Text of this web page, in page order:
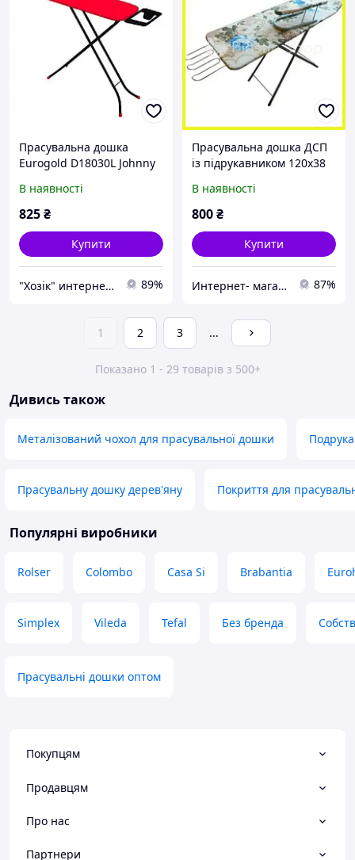
Прасувальна дошка
Eurogold D18030L Johnny
В наявності
825₴
Купити
"Хозік" интернет-магазин 89%
Прасувальна дошка ДСП
із підрукавником 120х38
В наявності
800₴
Купити
Интернет- магазин Art Home Shop 87%
1 2 3 ...
Показано 1 - 29 товарів з 500+
Дивись також
Металізований чохол для прасувальної дошки
Прасувальну дошку дерев'яну Покриття для
Популярні виробники
Rolser Colombo Casa Si Brabantia
Simplex Vileda Tefal Без бренда
Прасувальні дошки оптом
Покупцям
Продавцям
Про нас
Партнери